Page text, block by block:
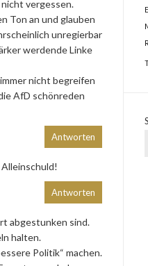
vergessen.
Ton an und glauben
unregierbar
werdende Linke
nicht begreifen
AfD schönreden
Antworten
abgestunken sind.
halten.
Politik“ machen.
Antworten